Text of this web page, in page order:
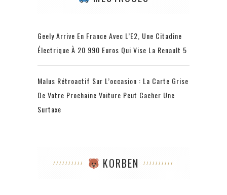
Geely Arrive En France Avec L’E2, Une Citadine
Électrique À 20 990 Euros Qui Vise La Renault 5
Malus Rétroactif Sur L’occasion : La Carte Grise
De Votre Prochaine Voiture Peut Cacher Une
Surtaxe
KORBEN